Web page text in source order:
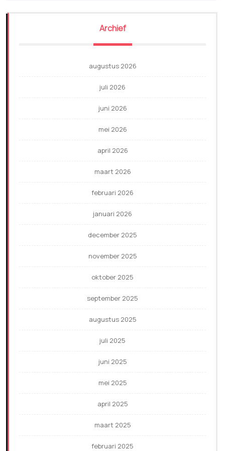
Archief
augustus 2026
juli 2026
juni 2026
mei 2026
april 2026
maart 2026
februari 2026
januari 2026
december 2025
november 2025
oktober 2025
september 2025
augustus 2025
juli 2025
juni 2025
mei 2025
april 2025
maart 2025
februari 2025